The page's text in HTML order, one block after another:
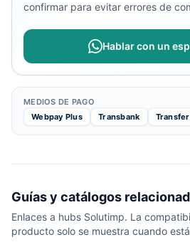
confirmar para evitar errores de
Hablar con un
MEDIOS DE PAGO
Webpay Plus
Transbank
Guías y catálogos
Enlaces a hubs Solutimp. La
producto solo se muestra cuando